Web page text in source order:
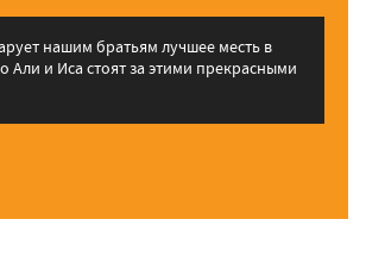
нашим братьям лучшее месть в
Али и Иса стоят за этими прекрасными